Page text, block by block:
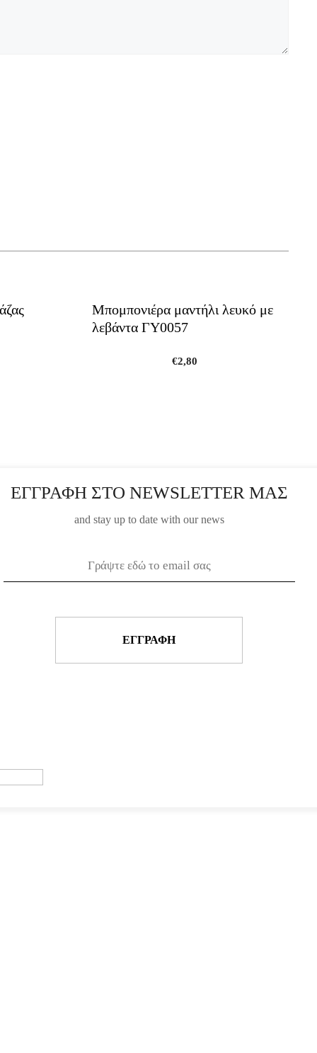
Μπομπονιέρα μαντήλι λευκό με
λεβάντα ΓΥ0057
€2,80
ΕΓΓΡΑΦΗ ΣΤΟ NEWSLETTER ΜΑΣ
and stay up to date with our news